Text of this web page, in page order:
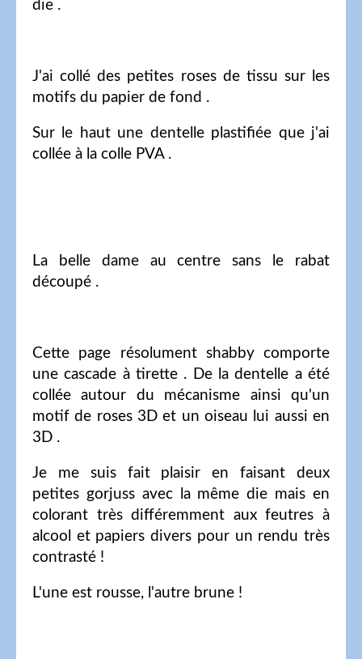
die .
J'ai collé des petites roses de tissu sur les
motifs du papier de fond .
Sur le haut une dentelle plastifiée que j'ai
collée à la colle PVA .
La belle dame au centre sans le rabat
découpé .
Cette page résolument shabby comporte
une cascade à tirette . De la dentelle a été
collée autour du mécanisme ainsi qu'un
motif de roses 3D et un oiseau lui aussi en
3D .
Je me suis fait plaisir en faisant deux
petites gorjuss avec la même die mais en
colorant très différemment aux feutres à
alcool et papiers divers pour un rendu très
contrasté !
L'une est rousse, l'autre brune !